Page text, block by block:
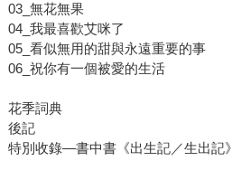
03_無花無果
04_我最喜歡艾咪了
05_看似無用的甜與永遠重要的事
06_祝你有一個被愛的生活
花季詞典
後記
特別收錄—書中書《出生記／生出記》